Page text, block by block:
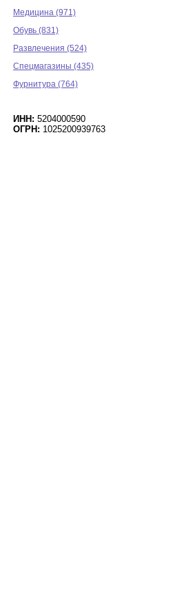
Медицина (971)
Обувь (831)
Развлечения (524)
Спецмагазины (435)
Фурнитура (764)
ИНН: 5204000590
ОГРН: 1025200939763